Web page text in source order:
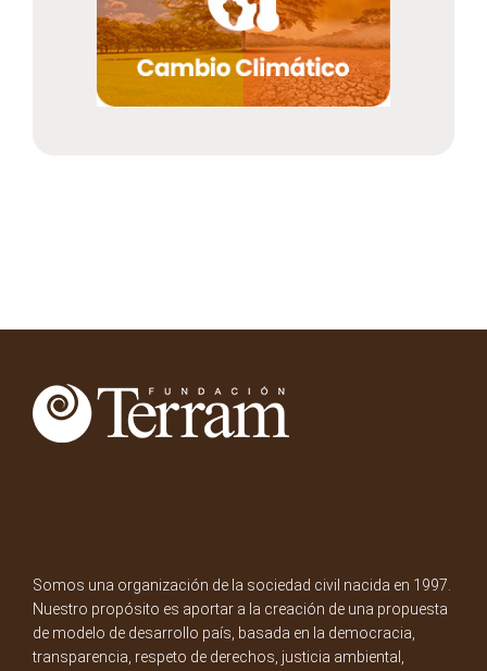
Somos una organización de la sociedad civil nacida en 1997.
Nuestro propósito es aportar a la creación de una propuesta
de modelo de desarrollo país, basada en la democracia,
transparencia, respeto de derechos, justicia ambiental,